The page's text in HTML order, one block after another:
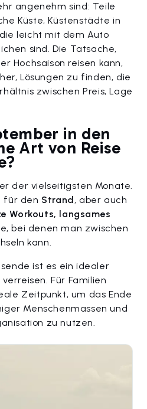
angenehm sind: Teile
Küste, Küstenstädte in
leicht mit dem Auto
sind. Die Tatsache,
Hochsaison reisen kann,
Lösungen zu finden, die
zwischen Preis, Lage
in den
Art von Reise
der vielseitigsten Monate.
für den Strand, aber auch
Workouts, langsames
bei denen man zwischen
kann.
ist es ein idealer
Für Familien
Zeitpunkt, um das Ende
Menschenmassen und
zu nutzen.